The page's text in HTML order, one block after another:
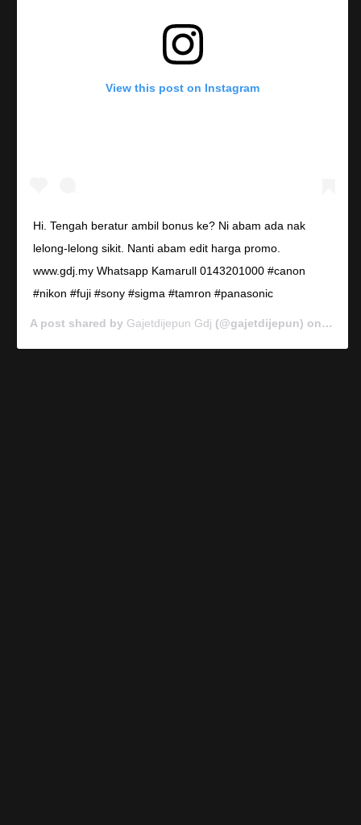
View this post on Instagram
Hi. Tengah beratur ambil bonus ke? Ni abam ada nak
lelong-lelong sikit. Nanti abam edit harga promo.
www.gdj.my Whatsapp Kamarull 0143201000 #canon
#nikon #fuji #sony #sigma #tamron #panasonic
A post shared by Gajetdijepun Gdj (@gajetdijepun) on Jan 7,